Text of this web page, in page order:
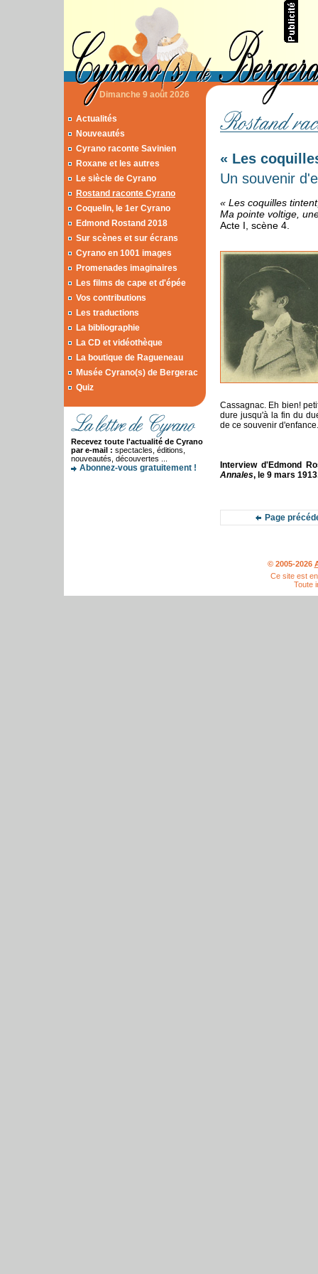
Dimanche 9 août 2026
Actualités
Nouveautés
Cyrano raconte Savinien
Roxane et les autres
Le siècle de Cyrano
Rostand raconte Cyrano
Coquelin, le 1er Cyrano
Edmond Rostand 2018
Sur scènes et sur écrans
Cyrano en 1001 images
Promenades imaginaires
Les films de cape et d'épée
Vos contributions
Les traductions
La bibliographie
La CD et vidéothèque
La boutique de Ragueneau
Musée Cyrano(s) de Bergerac
Quiz
Recevez toute l'actualité de Cyrano
par e-mail : spectacles, éditions,
nouveautés, découvertes ...
Abonnez-vous gratuitement !
« Les
Un souvenir
« Les coquilles
Ma pointe voltige,
Acte I, scène 4.
Cassagnac. Eh bien!
dure jusqu'à la fin du
de ce souvenir
Interview d'Edmond
Annales, le 9 mars
Page
© 2005-2026
Ce site est
Toute